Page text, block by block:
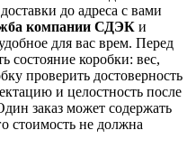
до адреса с вами
компании СДЭК и
для вас врем. Перед
состояние коробки: вес,
проверить достоверность
и целостность после
заказ может содержать
стоимость не должна